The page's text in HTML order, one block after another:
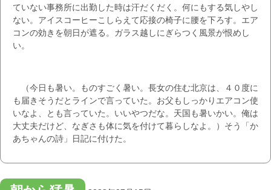
ていない事務所に出勤した時は汗だくだく。何にもする気しやし
ない。アイスコーヒーこしらえて応接の椅子に腰を下ろす。エア
コンの効きを朝日が遮る。ガラス越しにぎらつく風景が恨めし
い。
（今日も暑い。ものすごく暑い。長女の住む北京は、４０度に
も届きそうだとラインで言っていた。お父もしっかりエアコン使
いなよ、とも言っていた。いいやつだな。天国も暑いかい。俺は
大丈夫だけど、なぎさも体に気を付けて暮らしなよ。）そう「か
あちゃんの詩」日記に付けた。